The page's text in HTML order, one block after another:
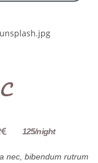
125/night
nec, bibendum rutrum